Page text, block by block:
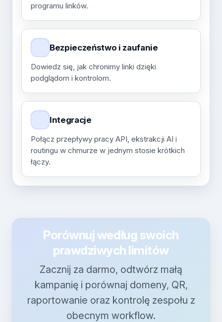
programu linków.
Bezpieczeństwo i zaufanie
Dowiedz się, jak chronimy linki dzięki
podglądom i kontrolom.
Integracje
Połącz przepływy pracy API, ekstrakcji AI i
routingu w chmurze w jednym stosie krótkich
łączy.
Porównuj według swoich
prawdziwych limitów
Zacznij za darmo, odtwórz małą
kampanię i porównaj domeny, QR,
raportowanie oraz kontrolę zespołu z
obecnym workflow.